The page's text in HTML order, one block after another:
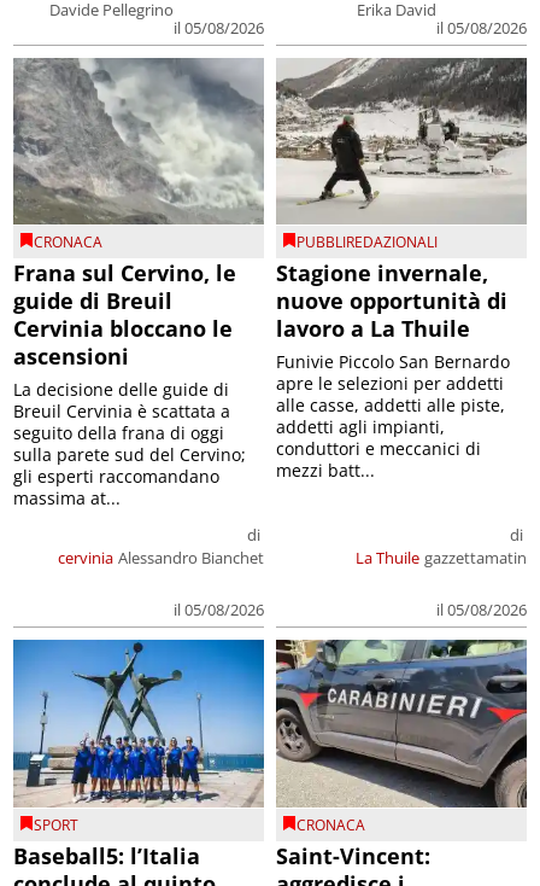
Davide Pellegrino
il 05/08/2026
Erika David
il 05/08/2026
CRONACA
Frana sul Cervino, le
guide di Breuil
Cervinia bloccano le
ascensioni
cervinia
di
Alessandro Bianchet
il 05/08/2026
La decisione delle guide di
Breuil Cervinia è scattata a
seguito della frana di oggi
sulla parete sud del Cervino;
gli esperti raccomandano
massima at...
PUBBLIREDAZIONALI
Stagione invernale,
nuove opportunità di
lavoro a La Thuile
La Thuile
di
gazzettamatin
il 05/08/2026
Funivie Piccolo San Bernardo
apre le selezioni per addetti
alle casse, addetti alle piste,
addetti agli impianti,
conduttori e meccanici di
mezzi batt...
SPORT
Baseball5: l’Italia
CRONACA
Saint-Vincent: